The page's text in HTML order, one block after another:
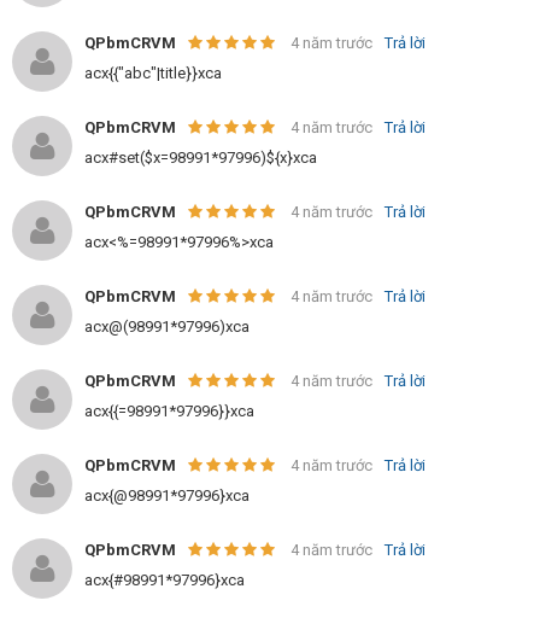
QPbmCRVM 4 năm trước
Trả lời
acx{{"abc"|title}}xca
QPbmCRVM 4 năm trước
Trả lời
acx#set($x=98991*97996)${x}xca
QPbmCRVM 4 năm trước
Trả lời
acx<%=98991*97996%>xca
QPbmCRVM 4 năm trước
Trả lời
acx@(98991*97996)xca
QPbmCRVM 4 năm trước
Trả lời
acx{{=98991*97996}}xca
QPbmCRVM 4 năm trước
Trả lời
acx{@98991*97996}xca
QPbmCRVM 4 năm trước
Trả lời
acx{#98991*97996}xca